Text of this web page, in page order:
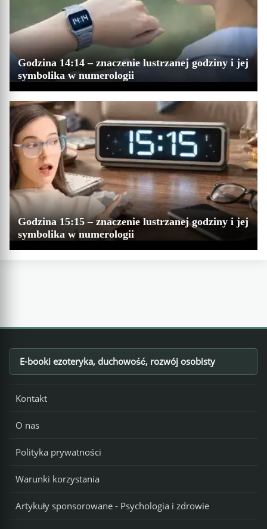
Godzina 14:14 – znaczenie lustrzanej godziny i jej
symbolika w numerologii
Godzina 15:15 – znaczenie lustrzanej godziny i jej
symbolika w numerologii
Footer
E-booki ezoteryka, duchowość, rozwój osobisty
Kontakt
O nas
Polityka prywatności
Warunki korzystania
Artykuły sponsorowane - Psychologia i zdrowie